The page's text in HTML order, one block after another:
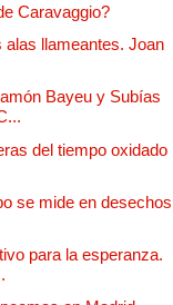
Caravaggio?
alas llameantes. Joan
Bayeu y Subías
del tiempo oxidado
se mide en desechos
para la esperanza.